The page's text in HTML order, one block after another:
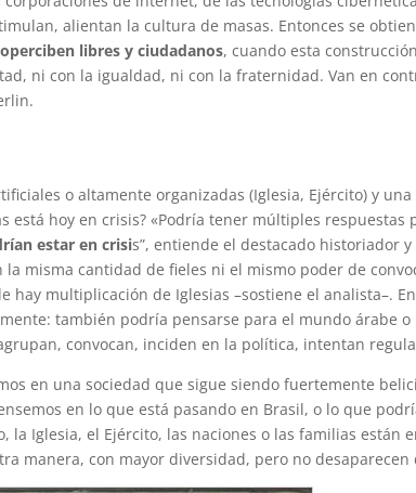
alientan la cultura de masas. Entonces se
libres y ciudadanos, cuando esta
ni con la igualdad, ni con la fraternidad. Van en
o altamente organizadas (Iglesia, Ejército) y
está hoy en crisis? «Podría tener múltiples
estar en crisis”, entiende el destacado historiador
misma cantidad de fieles ni el mismo poder de
hay multiplicación de Iglesias –sostiene el analista–.
también podría pensarse para el mundo árabe
convocan, inciden en la política, intentan
en una sociedad que sigue siendo fuertemente
en lo que está pasando en Brasil, o lo que
Iglesia, el Ejército, las naciones o las familias están
manera, con mayor diversidad, pero no desaparecen